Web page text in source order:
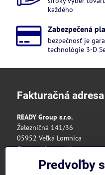
každého
Zabezpečená
bezpečnosť je
technológie 3-D
Fakturačná adresa
READY Group s.r.o.
Železničná 141/36
05952 Veľká Lomnica
Slovenská republika
IČO: 55 175 431
Predvoľby